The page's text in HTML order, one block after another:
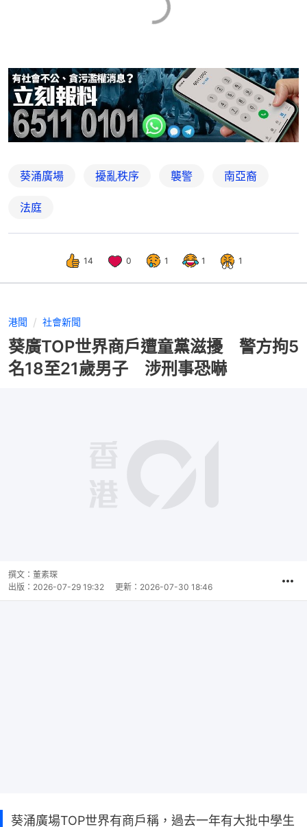
葵涌廣場 擾亂秩序 襲警 南亞裔
法庭
14 0 1 1 1
港聞 社會新聞
葵廣TOP世界商戶遭童黨滋擾 警方拘5
名18至21歲男子 涉刑事恐嚇
撰文： 董素琛
出版： 2026-07-29 19:32 更新： 2026-07-30 18:46
葵涌廣場TOP世界有商戶稱，過去一年有大批中學生